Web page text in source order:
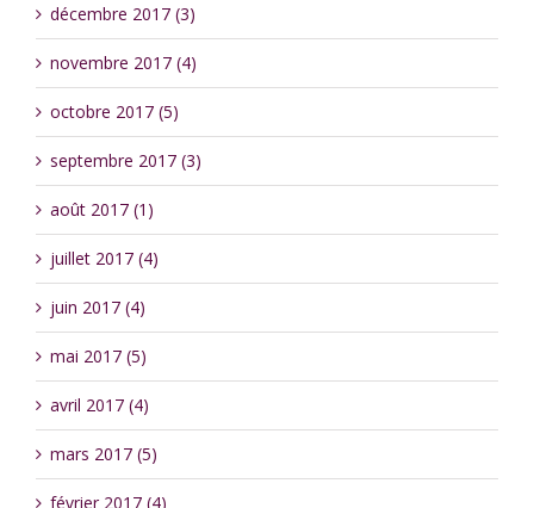
décembre 2017 (3)
novembre 2017 (4)
octobre 2017 (5)
septembre 2017 (3)
août 2017 (1)
juillet 2017 (4)
juin 2017 (4)
mai 2017 (5)
avril 2017 (4)
mars 2017 (5)
février 2017 (4)